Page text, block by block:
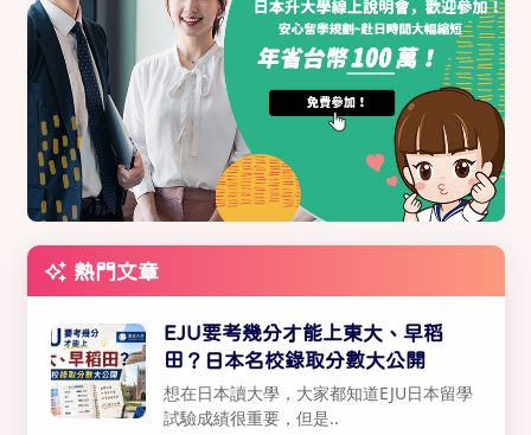
熱門文章
EJU要考幾分才能上東大、早稻
田？日本名校錄取分數大公開
想在日本讀大學，大家都知道EJU日本留學
試驗成績很重要，但是..